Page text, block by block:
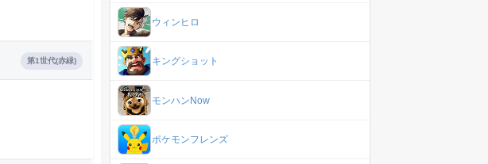
第1世代(赤緑)
ウィンヒロ
キングショット
モンハンNow
ポケモンフレンズ